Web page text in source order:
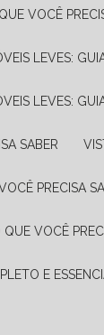
VOCÊ
LEVES:
LEVES: GUIA
SABER
PRECISA
VOCÊ
E